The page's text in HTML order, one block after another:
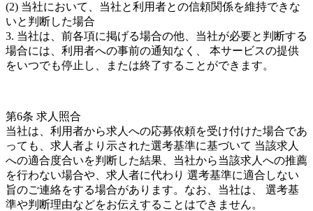
(2) 当社において、当社と利用者との信頼関係を維持できな
いと判断した場合
3. 当社は、前各項に掲げる場合の他、当社が必要と判断する
場合には、利用者への事前の通知なく、 本サービスの提供
をいつでも停止し、または終了することができます。
第6条 求人照合
当社は、利用者から求人への応募依頼を受け付けた場合であ
っても、求人者より示された選考基準に基づいて 当該求人
への適合度合いを判断した結果、当社から当該求人への推薦
を行わない場合や、求人者に代わり 選考基準に適合しない
旨のご連絡をする場合があります。なお、当社は、 選考基
準や判断理由などをお伝えすることはできません。